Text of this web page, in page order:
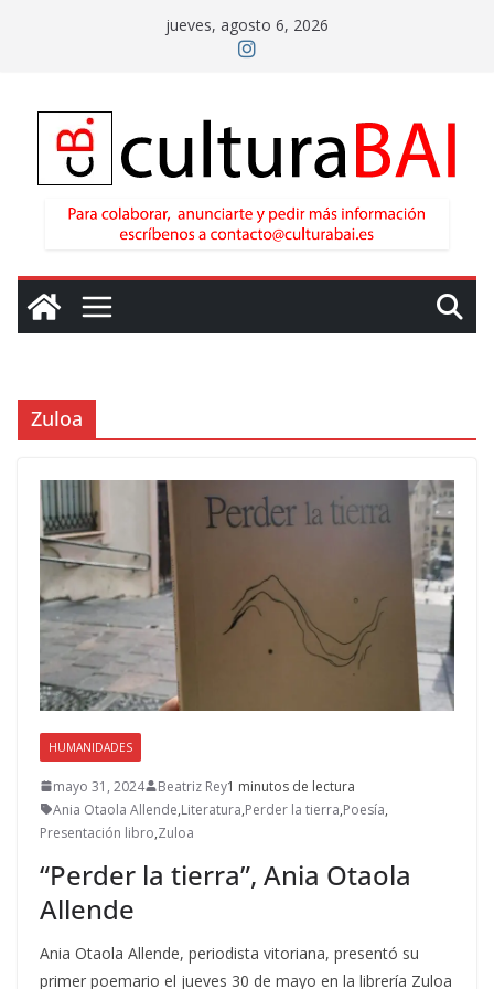
jueves, agosto 6, 2026
Zuloa
HUMANIDADES
mayo 31, 2024 Beatriz Rey1 minutos de lectura
Ania Otaola Allende,Literatura,Perder la tierra,Poesía,
Presentación libro,Zuloa
“Perder la tierra”, Ania Otaola
Allende
Ania Otaola Allende, periodista vitoriana, presentó su
primer poemario el jueves 30 de mayo en la librería Zuloa